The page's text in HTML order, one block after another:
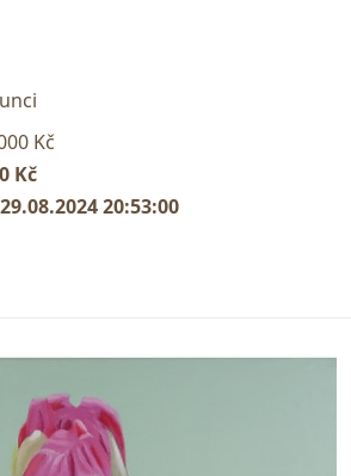
Kč
Kč
29.08.2024 20:53:00